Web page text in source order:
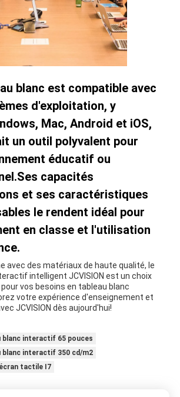
blanc est compatible avec
d'exploitation, y
Mac, Android et iOS,
un outil polyvalent pour
éducatif ou
capacités
et ses caractéristiques
le rendent idéal pour
en classe et l'utilisation
avec des matériaux de haute qualité, le
intelligent JCVISION est un choix
vos besoins en tableau blanc
votre expérience d'enseignement et
JCVISION dès aujourd'hui!
blanc interactif 65 pouces
blanc interactif 350 cd/m2
tactile I7